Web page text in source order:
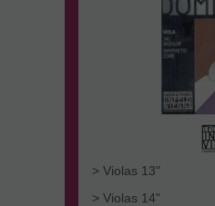
> Violas 13"
> Violas 14"